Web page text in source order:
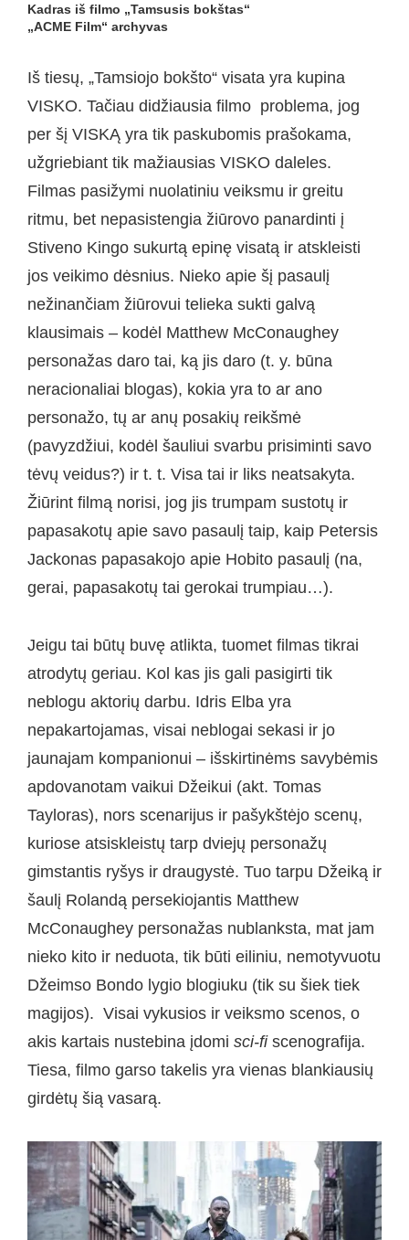
Kadras iš filmo „Tamsusis bokštas“
„ACME Film“ archyvas
Iš tiesų, „Tamsiojo bokšto“ visata yra kupina
VISKO. Tačiau didžiausia filmo problema, jog
per šį VISKĄ yra tik paskubomis prašokama,
užgriebiant tik mažiausias VISKO daleles.
Filmas pasižymi nuolatiniu veiksmu ir greitu
ritmu, bet nepasistengia žiūrovo panardinti į
Stiveno Kingo sukurtą epinę visatą ir atskleisti
jos veikimo dėsnius. Nieko apie šį pasaulį
nežinančiam žiūrovui telieka sukti galvą
klausimais – kodėl Matthew McConaughey
personažas daro tai, ką jis daro (t. y. būna
neracionaliai blogas), kokia yra to ar ano
personažo, tų ar anų posakių reikšmė
(pavyzdžiui, kodėl šauliui svarbu prisiminti savo
tėvų veidus?) ir t. t. Visa tai ir liks neatsakyta.
Žiūrint filmą norisi, jog jis trumpam sustotų ir
papasakotų apie savo pasaulį taip, kaip Petersis
Jackonas papasakojo apie Hobito pasaulį (na,
gerai, papasakotų tai gerokai trumpiau…).
Jeigu tai būtų buvę atlikta, tuomet filmas tikrai
atrodytų geriau. Kol kas jis gali pasigirti tik
neblogu aktorių darbu. Idris Elba yra
nepakartojamas, visai neblogai sekasi ir jo
jaunajam kompanionui – išskirtinėms savybėmis
apdovanotam vaikui Džeikui (akt. Tomas
Tayloras), nors scenarijus ir pašykštėjo scenų,
kuriose atsiskleistų tarp dviejų personažų
gimstantis ryšys ir draugystė. Tuo tarpu Džeiką ir
šaulį Rolandą persekiojantis Matthew
McConaughey personažas nublanksta, mat jam
nieko kito ir neduota, tik būti eiliniu, nemotyvuotu
Džeimso Bondo lygio blogiuku (tik su šiek tiek
magijos). Visai vykusios ir veiksmo scenos, o
akis kartais nustebina įdomi sci-fiscenografija.
Tiesa, filmo garso takelis yra vienas blankiausių
girdėtų šią vasarą.